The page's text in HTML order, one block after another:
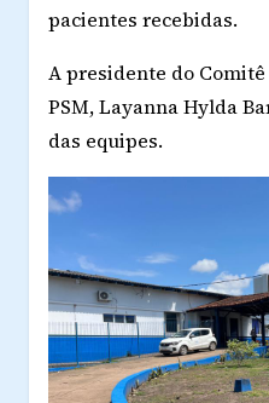
pacientes recebidas.
A presidente do Comitê
PSM, Layanna Hylda
das equipes.